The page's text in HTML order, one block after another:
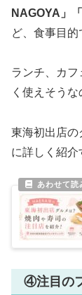
NAGOYA」
ど、食事目的
ランチ、カ
く使えそうな
東海初出店の
に詳しく紹介
④注目の